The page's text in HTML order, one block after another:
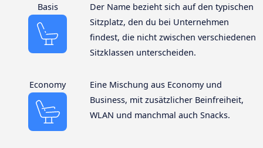
Basis
Der Name bezieht sich auf den typischen
Sitzplatz, den du bei Unternehmen
findest, die nicht zwischen verschiedenen
Sitzklassen unterscheiden.
Economy
Eine Mischung aus Economy und
Business, mit zusätzlicher Beinfreiheit,
WLAN und manchmal auch Snacks.